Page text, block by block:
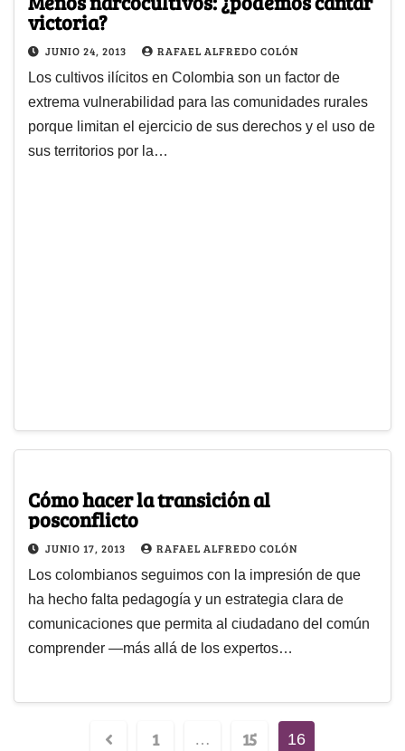
victoria?
JUNIO 24, 2013 RAFAEL ALFREDO COLÓN
Los cultivos ilícitos en Colombia son un factor de
extrema vulnerabilidad para las comunidades rurales
porque limitan el ejercicio de sus derechos y el uso de
sus territorios por la…
Cómo hacer la transición al
posconflicto
JUNIO 17, 2013 RAFAEL ALFREDO COLÓN
Los colombianos seguimos con la impresión de que
ha hecho falta pedagogía y un estrategia clara de
comunicaciones que permita al ciudadano del común
comprender —más allá de los expertos…
1 … 15 16